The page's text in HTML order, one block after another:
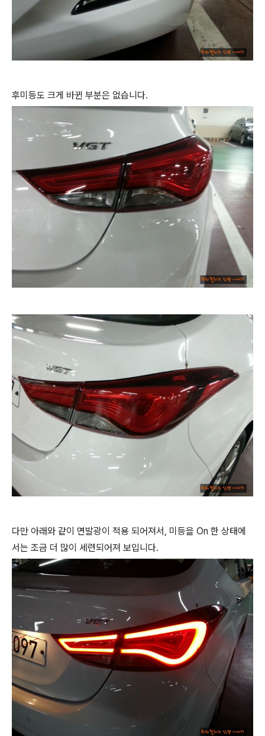
후미등도 크게 바뀐 부분은 없습니다.
다만 아래와 같이 면발광이 적용 되어져서, 미등을 On 한 상태에
서는 조금 더 많이 세련되어져 보입니다.